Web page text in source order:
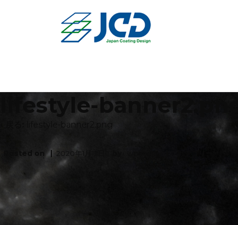
lifestyle-banner2.png
lifestyle-banner2.png
Posted on 2020年1月12日